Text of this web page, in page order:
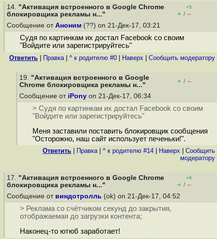
14. "Активация встроенного в Google Chrome
блокировщика рекламы н..."
+5
+ / –
Сообщение от Аноним (??) on 21-Дек-17, 03:21
Судя по картинкам их достал Facebook со своим
"Войдите или зарегистрируйтесь"
Ответить Правка| ^ к родителю #0 Наверх Cообщить модератору
19. "Активация встроенного в Google
Chrome блокировщика рекламы н..."
+ / –
Сообщение от iPony on 21-Дек-17, 06:34
> Судя по картинкам их достал Facebook со своим
"Войдите или зарегистрируйтесь"
Меня заставили поставить блокировщик сообщения
"Осторожно, наш сайт использует печеньки!".
Ответить Правка| ^ к родителю #14 Наверх
Cообщить
модератору
17. "Активация встроенного в Google Chrome
блокировщика рекламы н..."
+9
+ / –
Сообщение от виндотролль (ok) on 21-Дек-17, 04:52
> Реклама со счётчиком секунд до закрытия,
отображаемая до загрузки контента;
Наконец-то ютюб заработает!